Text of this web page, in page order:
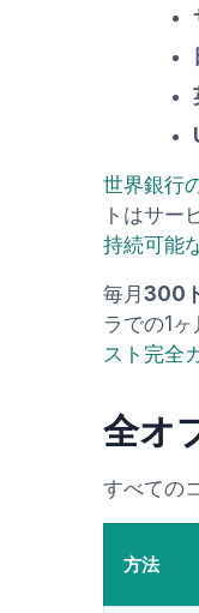
世界銀行
トはサー
持続可能
毎月 300
ラでの1
スト完全
全オ
すべての
方法